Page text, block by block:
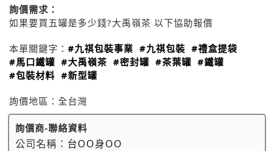
詢價需求：
如果要買五罐是多少錢?大禹嶺茶 以下協助報價
本單關鍵字： #九祺包裝事業 #九祺包裝 #禮盒提袋
#馬口鐵罐 #大禹嶺茶 #密封罐 #茶葉罐 #鐵罐
#包裝材料 #新型罐
詢價地區： 全台灣
詢價商-聯絡資料
公司名稱： 台OO身OO